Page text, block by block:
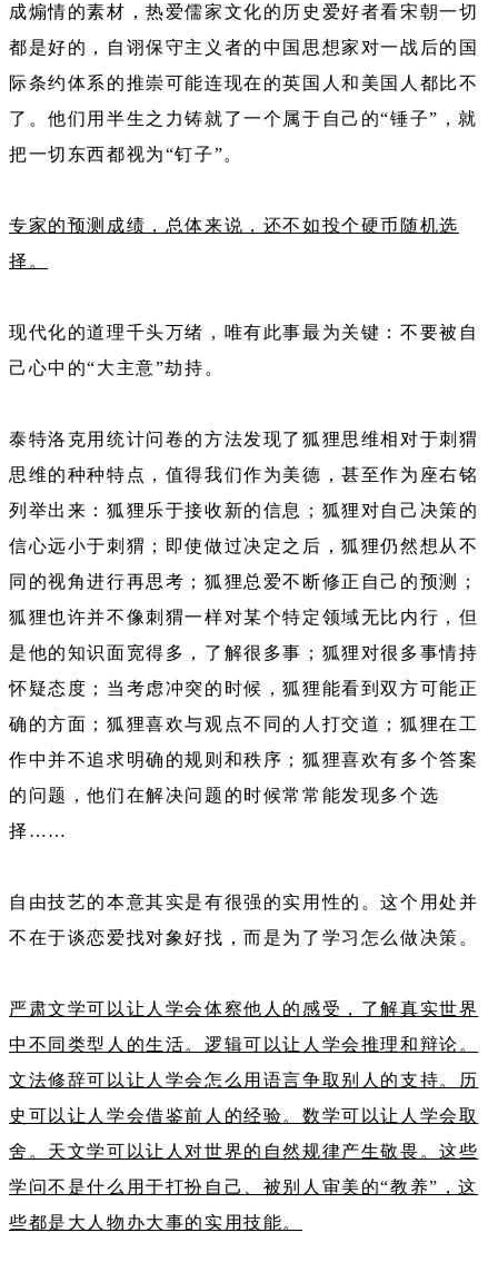
成煽情的素材，热爱儒家文化的历史爱好者看宋朝一切
都是好的，自诩保守主义者的中国思想家对一战后的国
际条约体系的推崇可能连现在的英国人和美国人都比不
了。他们用半生之力铸就了一个属于自己的“锤子”，就
把一切东西都视为“钉子”。
专家的预测成绩，总体来说，还不如投个硬币随机选
择。
现代化的道理千头万绪，唯有此事最为关键：不要被自
己心中的“大主意”劫持。
泰特洛克用统计问卷的方法发现了狐狸思维相对于刺猬
思维的种种特点，值得我们作为美德，甚至作为座右铭
列举出来：狐狸乐于接收新的信息；狐狸对自己决策的
信心远小于刺猬；即使做过决定之后，狐狸仍然想从不
同的视角进行再思考；狐狸总爱不断修正自己的预测；
狐狸也许并不像刺猬一样对某个特定领域无比内行，但
是他的知识面宽得多，了解很多事；狐狸对很多事情持
怀疑态度；当考虑冲突的时候，狐狸能看到双方可能正
确的方面；狐狸喜欢与观点不同的人打交道；狐狸在工
作中并不追求明确的规则和秩序；狐狸喜欢有多个答案
的问题，他们在解决问题的时候常常能发现多个选
择……
自由技艺的本意其实是有很强的实用性的。这个用处并
不在于谈恋爱找对象好找，而是为了学习怎么做决策。
严肃文学可以让人学会体察他人的感受，了解真实世界
中不同类型人的生活。逻辑可以让人学会推理和辩论。
文法修辞可以让人学会怎么用语言争取别人的支持。历
史可以让人学会借鉴前人的经验。数学可以让人学会取
舍。天文学可以让人对世界的自然规律产生敬畏。这些
学问不是什么用于打扮自己、被别人审美的“教养”，这
些都是大人物办大事的实用技能。